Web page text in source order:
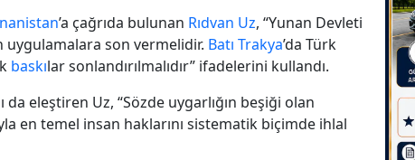
’a çağrıda bulunan Rıdvan Uz, “Yunan Devleti
uygulamalara son vermelidir. Batı Trakya’da Türk
baskılar sonlandırılmalıdır” ifadelerini kullandı.
da eleştiren Uz, “Sözde uygarlığın beşiği olan
en temel insan haklarını sistematik biçimde ihlal